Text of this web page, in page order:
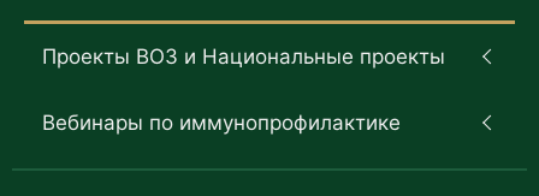
Проекты ВОЗ и Национальные проекты
Вебинары по иммунопрофилактике